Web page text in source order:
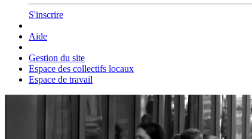
S'inscrire
Aide
Gestion du site
Espace des collectifs locaux
Espace de travail